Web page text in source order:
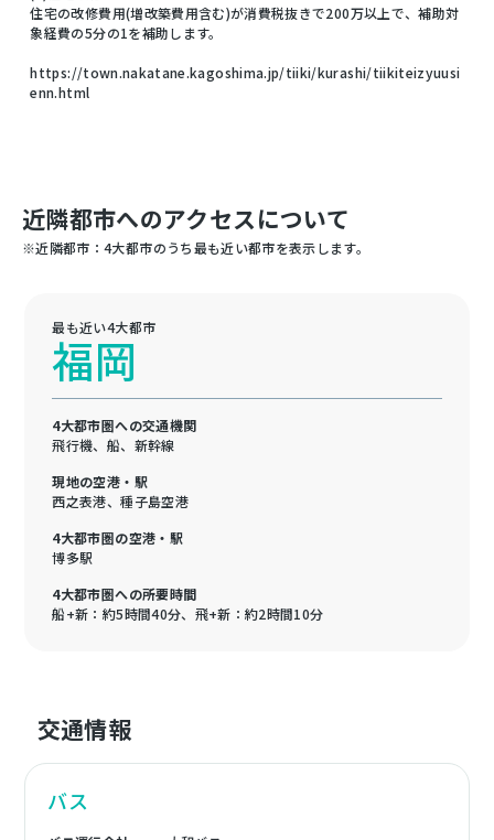
住宅の改修費用(増改築費用含む)が消費税抜きで200万以上で、補助対
象経費の5分の1を補助します。
https://town.nakatane.kagoshima.jp/tiiki/kurashi/tiikiteizyuusi
enn.html
近隣都市へのアクセスについて
※近隣都市：4大都市のうち最も近い都市を表示します。
最も近い4大都市
福岡
4大都市圏への交通機関
飛行機、船、新幹線
現地の空港・駅
西之表港、種子島空港
4大都市圏の空港・駅
博多駅
4大都市圏への所要時間
船+新：約5時間40分、飛+新：約2時間10分
交通情報
バス